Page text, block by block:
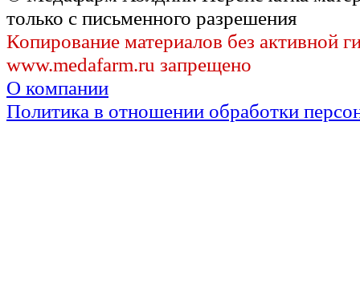
только с письменного разрешения
Копирование материалов без активной
www.medafarm.ru запрещено
О компании
Политика в отношении обработки